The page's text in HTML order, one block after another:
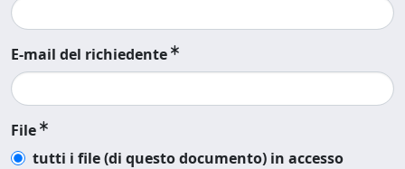
E-mail del richiedente
File
tutti i file (di questo documento) in accesso